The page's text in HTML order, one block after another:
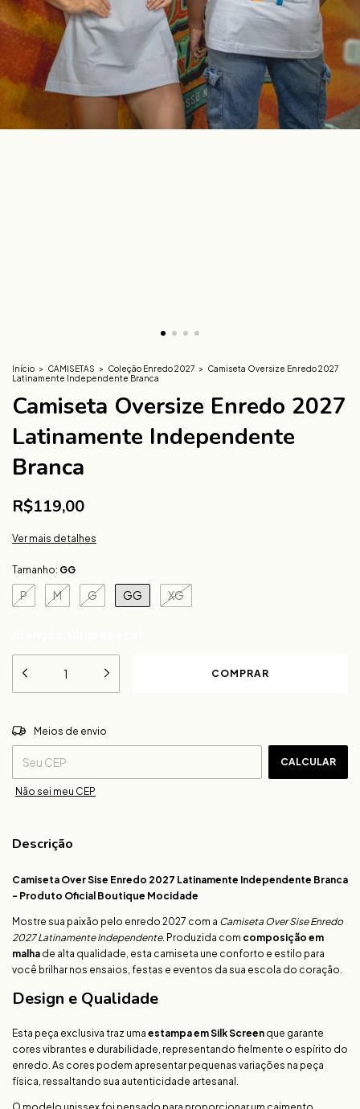
Início > CAMISETAS > Coleção Enredo 2027 > Camiseta Oversize Enredo 2027
Latinamente Independente Branca
Camiseta Oversize Enredo 2027
Latinamente Independente
Branca
R$119,00
Ver mais detalhes
Tamanho: GG
P M G GG XG
Entregas para o CEP:
Meios de envio
CALCULAR
Não sei meu CEP
Descrição
Camiseta Over Sise Enredo 2027 Latinamente Independente Branca
- Produto Oficial Boutique Mocidade
Mostre sua paixão pelo enredo 2027 com a Camiseta Over Sise Enredo
2027 Latinamente Independente. Produzida com composição em
malha de alta qualidade, esta camiseta une conforto e estilo para
você brilhar nos ensaios, festas e eventos da sua escola do coração.
Design e Qualidade
Esta peça exclusiva traz uma estampa em Silk Screen que garante
cores vibrantes e durabilidade, representando fielmente o espírito do
enredo. As cores podem apresentar pequenas variações na peça
física, ressaltando sua autenticidade artesanal.